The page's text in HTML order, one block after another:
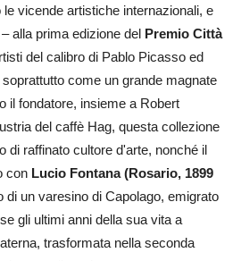
vicende artistiche internazionali, e
alla prima edizione del Premio Città
del calibro di Pablo Picasso ed
come un grande magnate
il fondatore, insieme a Robert
del caffè Hag, questa collezione
di raffinato cultore d'arte, nonché il
con Lucio Fontana (Rosario, 1899
di un varesino di Capolago, emigrato
gli ultimi anni della sua vita a
trasformata nella seconda